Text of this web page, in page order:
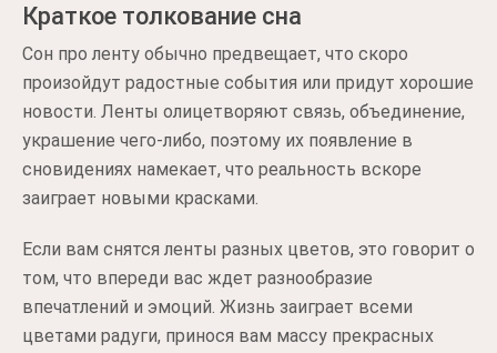
Краткое толкование сна
Сон про ленту обычно предвещает, что скоро
произойдут радостные события или придут хорошие
новости. Ленты олицетворяют связь, объединение,
украшение чего-либо, поэтому их появление в
сновидениях намекает, что реальность вскоре
заиграет новыми красками.
Если вам снятся ленты разных цветов, это говорит о
том, что впереди вас ждет разнообразие
впечатлений и эмоций. Жизнь заиграет всеми
цветами радуги, принося вам массу прекрасных